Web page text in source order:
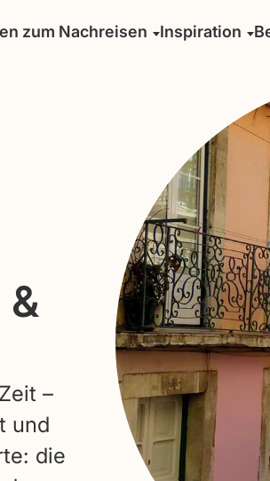
zum Nachreisen Inspiration
–
und
die